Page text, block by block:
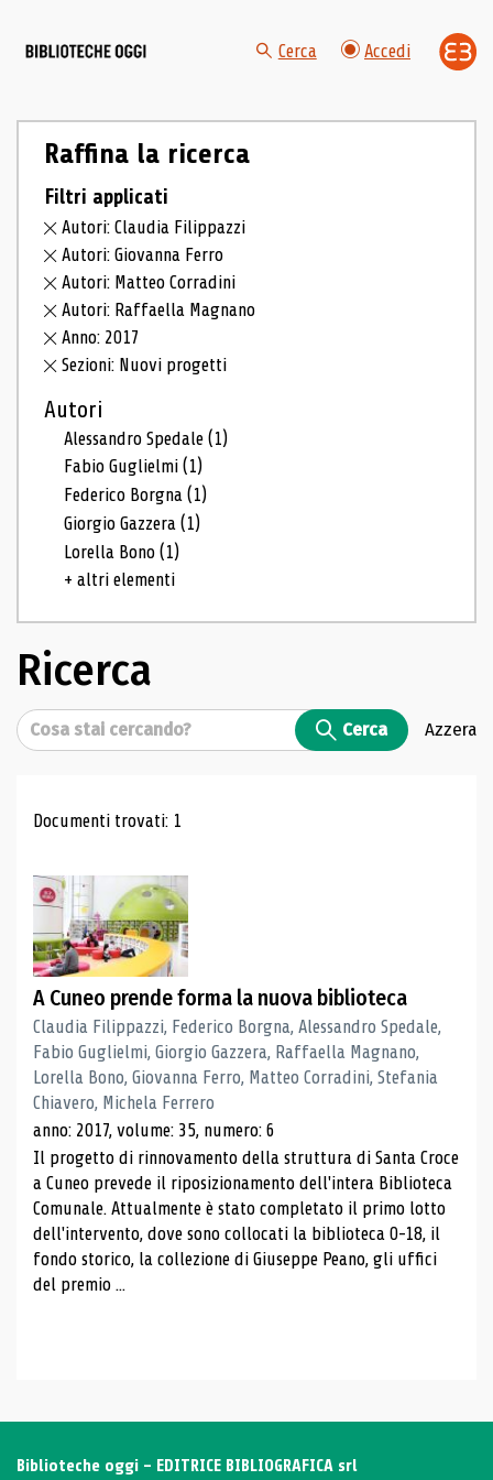
Cerca Accedi
Raffina la ricerca
Filtri applicati
Autori: Claudia Filippazzi
Autori: Giovanna Ferro
Autori: Matteo Corradini
Autori: Raffaella Magnano
Anno: 2017
Sezioni: Nuovi progetti
Autori
Alessandro Spedale(1)
Fabio Guglielmi(1)
Federico Borgna(1)
Giorgio Gazzera(1)
Lorella Bono(1)
+ altri elementi
Ricerca
Cerca Cerca Azzera
Risultati di ricerca
Documenti trovati: 1
A Cuneo prende forma la nuova biblioteca
Claudia Filippazzi, Federico Borgna, Alessandro Spedale,
Fabio Guglielmi, Giorgio Gazzera, Raffaella Magnano,
Lorella Bono, Giovanna Ferro, Matteo Corradini, Stefania
Chiavero, Michela Ferrero
anno: 2017, volume: 35, numero: 6
Il progetto di rinnovamento della struttura di Santa Croce
a Cuneo prevede il riposizionamento dell'intera Biblioteca
Comunale. Attualmente è stato completato il primo lotto
dell'intervento, dove sono collocati la biblioteca 0-18, il
fondo storico, la collezione di Giuseppe Peano, gli uffici
del premio ...
Biblioteche oggi - EDITRICE BIBLIOGRAFICA srl